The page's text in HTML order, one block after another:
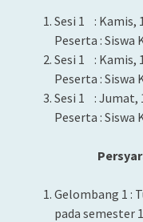
Sesi 1 : Kamis,
Peserta : Siswa
Sesi 1 : Kamis,
Peserta : Siswa
Sesi 1 : Jumat,
Peserta : Siswa
Gelombang 1 :
pada semester